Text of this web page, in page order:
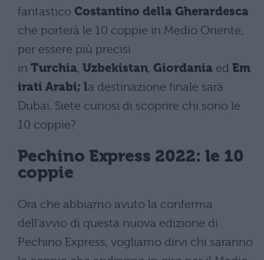
fantastico Costantino della Gherardesca
che porterà le 10 coppie in Medio Oriente,
per essere più precisi
in Turchia, Uzbekistan, Giordania ed Em
irati Arabi; la destinazione finale sarà
Dubai. Siete curiosi di scoprire chi sono le
10 coppie?
Pechino Express 2022: le 10
coppie
Ora che abbiamo avuto la conferma
dell’avvio di questa nuova edizione di
Pechino Express, vogliamo dirvi chi saranno